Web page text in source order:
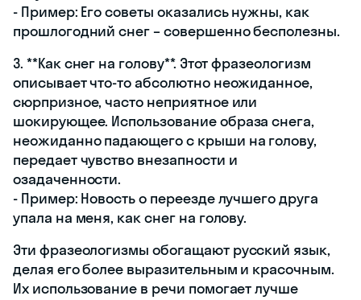
- Пример: Его советы оказались нужны, как
прошлогодний снег – совершенно бесполезны.
3. **Как снег на голову**. Этот фразеологизм
описывает что-то абсолютно неожиданное,
сюрпризное, часто неприятное или
шокирующее. Использование образа снега,
неожиданно падающего с крыши на голову,
передает чувство внезапности и
озадаченности.
- Пример: Новость о переезде лучшего друга
упала на меня, как снег на голову.
Эти фразеологизмы обогащают русский язык,
делая его более выразительным и красочным.
Их использование в речи помогает лучше